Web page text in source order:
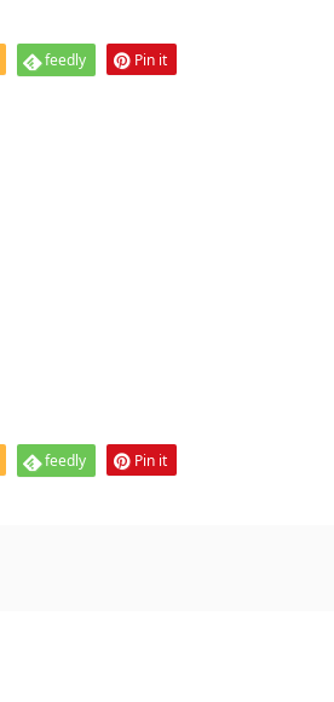
feedly Pin it
feedly Pin it